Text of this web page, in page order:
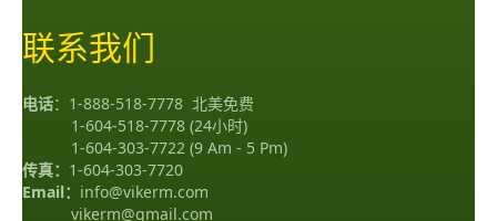
联系我们
电话： 1-888-518-7778 北美免费
1-604-518-7778 (24小时)
1-604-303-7722 (9 Am - 5 Pm)
传真： 1-604-303-7720
Email： info@vikerm.com
vikerm@gmail.com